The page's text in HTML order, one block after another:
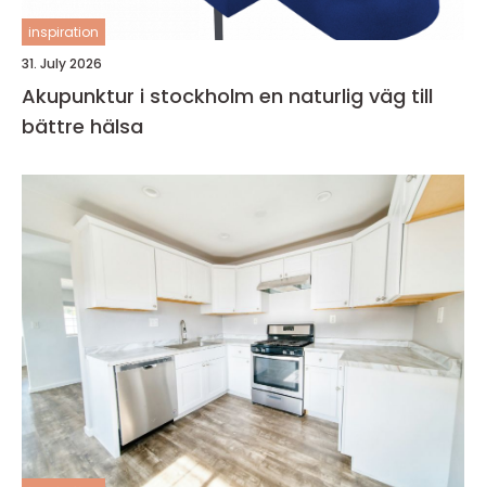
inspiration
31. July 2026
Akupunktur i stockholm en naturlig väg till
bättre hälsa